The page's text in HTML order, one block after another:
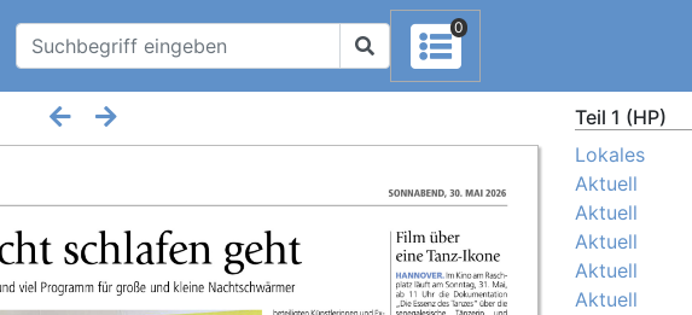
0
Teil 1 (HP)
Lokales
Aktuell
Aktuell
Aktuell
Aktuell
Aktuell